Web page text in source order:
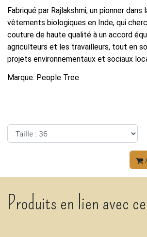
Fabriqué par Rajlakshmi, un pionner
vêtements biologiques en Inde, qui
couture de haute qualité à un accord
agriculteurs et les travailleurs, tout en
projets environnementaux et sociaux
Marque: People Tree
Produits en lien avec